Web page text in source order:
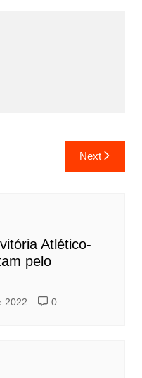
Next
Atlético-
pelo
2022 0